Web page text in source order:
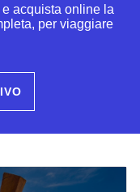
acquista online la
per viaggiare